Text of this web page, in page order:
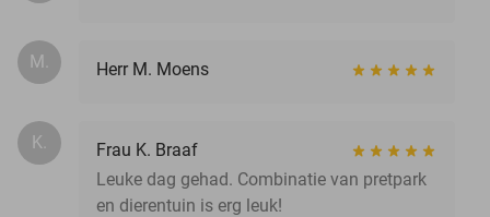
M. Herr M. Moens
K.
Frau K. Braaf
Leuke dag gehad. Combinatie van pretpark
en dierentuin is erg leuk!